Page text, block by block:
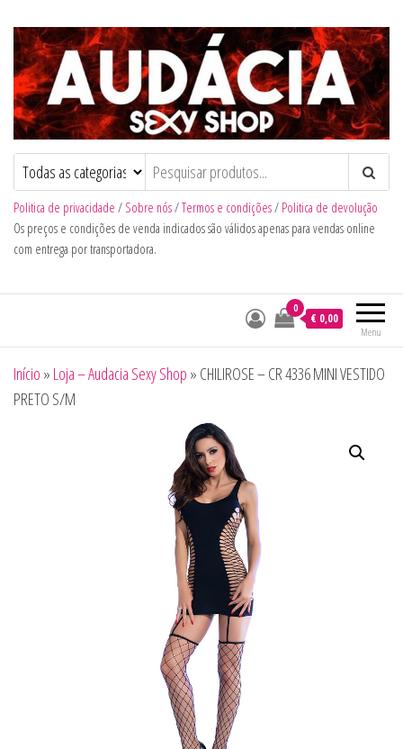
Audacia Sexy Shop
Politica de privacidade / Sobre nós/Termos e condições/ Politica de devolução
Os preços e condições de venda indicados são válidos apenas para vendas online
com entrega por transportadora.
Menu
0
€ 0,00
Início » Loja – Audacia Sexy Shop » CHILIROSE – CR 4336 MINI VESTIDO
PRETO S/M